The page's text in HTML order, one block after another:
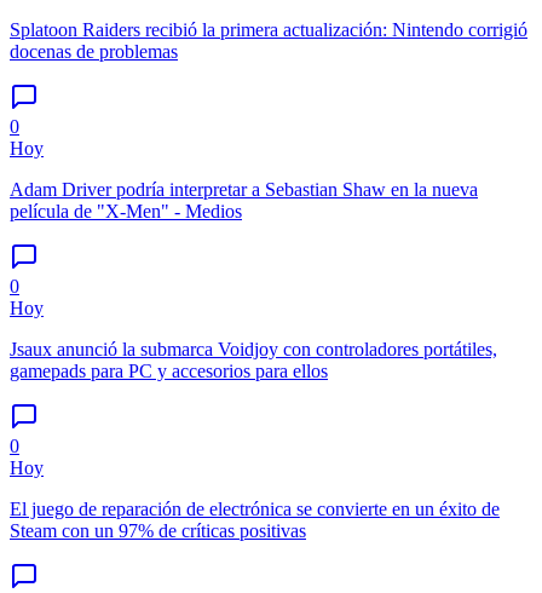
Splatoon Raiders recibió la primera actualización: Nintendo corrigió
docenas de problemas
0
Hoy
Adam Driver podría interpretar a Sebastian Shaw en la nueva
película de "X-Men" - Medios
0
Hoy
Jsaux anunció la submarca Voidjoy con controladores portátiles,
gamepads para PC y accesorios para ellos
0
Hoy
El juego de reparación de electrónica se convierte en un éxito de
Steam con un 97% de críticas positivas